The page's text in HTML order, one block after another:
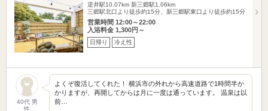
逆井駅10.07km 新三郷駅1.06km
三郷駅北口より徒歩約15分、新三郷駅東口より徒歩約15分
営業時間 12:00～22:00
入浴料金 1,300円～
日帰り 冷え性
40代 男
性
よくぞ復活してくれた！ 横浜市の外れから高速道路で1時間半か
かりますが、再開してからは月に一度は通っています。 温泉は以
前…